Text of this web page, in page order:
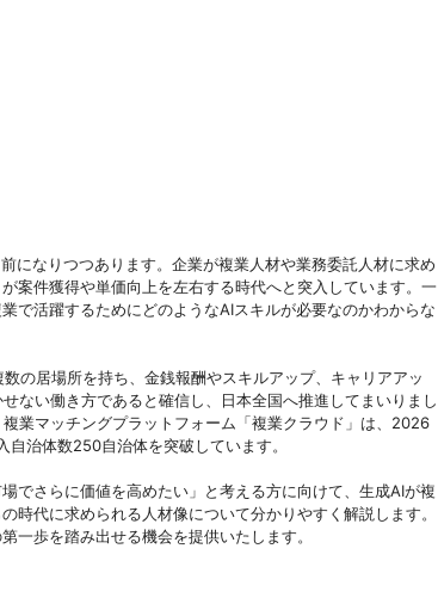
になりつつあります。企業が複業人材や業務委託人材に求め
案件獲得や単価向上を左右する時代へと突入しています。一
で活躍するためにどのようなAIスキルが必要なのかわからな
居場所を持ち、金銭報酬やスキルアップ、キャリアアッ
ない働き方であると確信し、日本全国へ推進してまいりまし
業マッチングプラットフォーム「複業クラウド」は、2026
治体数250自治体を突破しています。
でさらに価値を高めたい」と考える方に向けて、生成AIが複
代に求められる人材像について分かりやすく解説します。
一歩を踏み出せる機会を提供いたします。